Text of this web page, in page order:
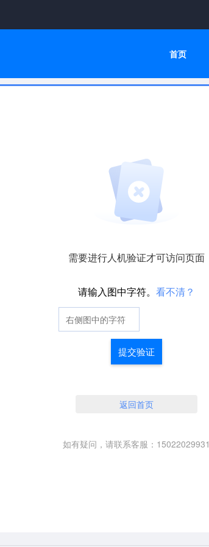
首页
需要进行人机验证才可访问页面
请输入图中字符。 看不清？
提交验证
返回首页
如有疑问，请联系客服：15022029931